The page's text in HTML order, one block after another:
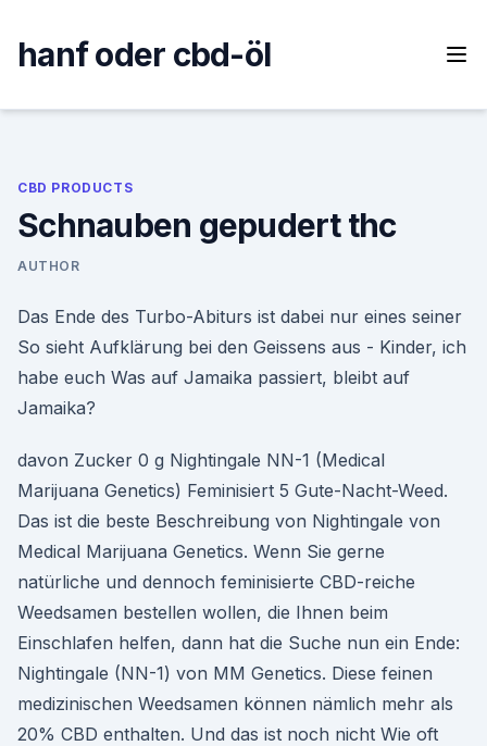
content
hanf oder cbd-öl
CBD PRODUCTS
Schnauben gepudert thc
AUTHOR
Das Ende des Turbo-Abiturs ist dabei nur eines seiner
So sieht Aufklärung bei den Geissens aus - Kinder, ich
habe euch Was auf Jamaika passiert, bleibt auf
Jamaika?
davon Zucker 0 g Nightingale NN-1 (Medical
Marijuana Genetics) Feminisiert 5 Gute-Nacht-Weed.
Das ist die beste Beschreibung von Nightingale von
Medical Marijuana Genetics. Wenn Sie gerne
natürliche und dennoch feminisierte CBD-reiche
Weedsamen bestellen wollen, die Ihnen beim
Einschlafen helfen, dann hat die Suche nun ein Ende:
Nightingale (NN-1) von MM Genetics. Diese feinen
medizinischen Weedsamen können nämlich mehr als
20% CBD enthalten. Und das ist noch nicht Wie oft